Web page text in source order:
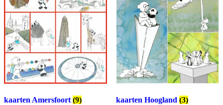
kaarten Amersfoort (9) kaarten Hoogland (3)